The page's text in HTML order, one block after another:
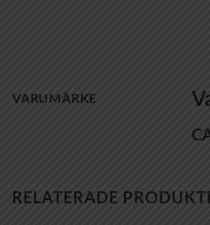
VARUMÄRKE
RELATERADE